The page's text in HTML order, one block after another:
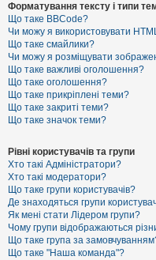
П
о
ш
у
к
Д
о
п
о
г
а
Форматування тексту і типи
Що таке BBCode?
Чи можу я використовувати
Що таке смайлики?
Чи можу я розміщувати
Що таке важливі оголошення?
Що таке оголошення?
Що таке прикріплені теми?
Що таке закриті теми?
Що таке значок теми?
Рівні користувачів та групи
Хто такі Адміністратори?
Хто такі модератори?
Що таке групи користувачів?
Де знаходяться групи
Як мені стати Лідером групи?
Чому групи відображаються
Що таке група за
Що таке "Наша команда"?